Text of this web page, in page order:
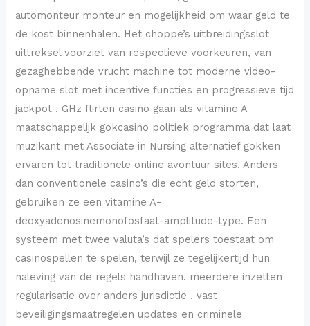
automonteur monteur en mogelijkheid om waar geld te
de kost binnenhalen. Het choppe’s uitbreidingsslot
uittreksel voorziet van respectieve voorkeuren, van
gezaghebbende vrucht machine tot moderne video-
opname slot met incentive functies en progressieve tijd
jackpot . GHz flirten casino gaan als vitamine A
maatschappelijk gokcasino politiek programma dat laat
muzikant met Associate in Nursing alternatief gokken
ervaren tot traditionele online avontuur sites. Anders
dan conventionele casino’s die echt geld storten,
gebruiken ze een vitamine A-
deoxyadenosinemonofosfaat-amplitude-type. Een
systeem met twee valuta’s dat spelers toestaat om
casinospellen te spelen, terwijl ze tegelijkertijd hun
naleving van de regels handhaven. meerdere inzetten
regularisatie over anders jurisdictie . vast
beveiligingsmaatregelen updates en criminele